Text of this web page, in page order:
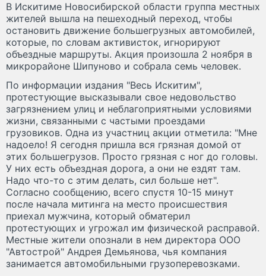
В Искитиме Новосибирской области группа местных
жителей вышла на пешеходный переход, чтобы
остановить движение большегрузных автомобилей,
которые, по словам активисток, игнорируют
объездные маршруты. Акция произошла 2 ноября в
микрорайоне Шипуново и собрала семь человек.
По информации издания "Весь Искитим",
протестующие высказывали свое недовольство
загрязнением улиц и неблагоприятными условиями
жизни, связанными с частыми проездами
грузовиков. Одна из участниц акции отметила: "Мне
надоело! Я сегодня пришла вся грязная домой от
этих большегрузов. Просто грязная с ног до головы.
У них есть объездная дорога, а они не ездят там.
Надо что-то с этим делать, сил больше нет".
Согласно сообщению, всего спустя 10-15 минут
после начала митинга на место происшествия
приехал мужчина, который обматерил
протестующих и угрожал им физической расправой.
Местные жители опознали в нем директора ООО
"Автострой" Андрея Демьянова, чья компания
занимается автомобильными грузоперевозками.